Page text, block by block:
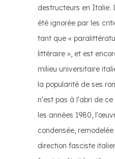
destructeurs en Italie.
été ignorée par les
tant que «
littéraire », et est
milieu universitaire
la popularité de ses
n'est pas à l'abri de
les années 1980,
condensée,
direction fasciste